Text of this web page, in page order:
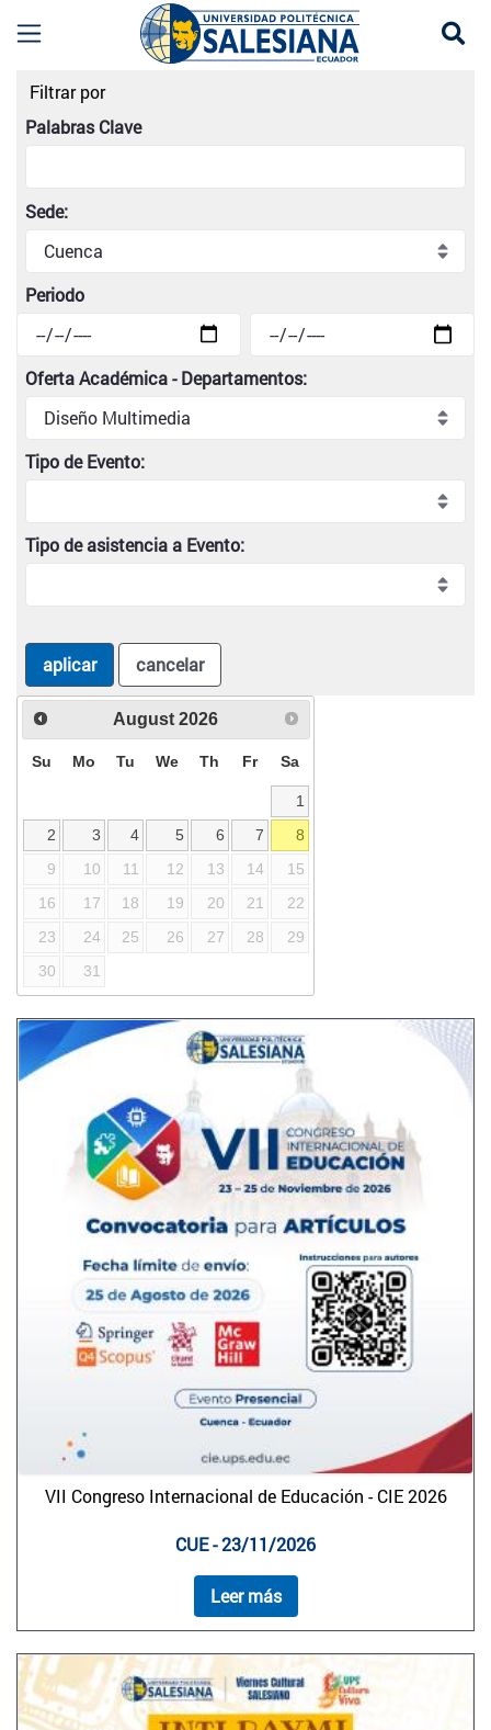
Listado de eventos universitarios |
Filtrar por
Palabras Clave
Sede:
Periodo
Oferta Académica - Departamentos:
Tipo de Evento:
Tipo de asistencia a Evento:
aplicar cancelar
August 2026
Su Mo Tu We Th Fr Sa
1
2
3 4 5 6 7
8
9
10 11 12 13 14
15
16
17 18 19 20 21
22
23
24 25 26 27 28
29
30
31
VII Congreso Internacional de Educación - CIE 2026
CUE - 23/11/2026
Leer más